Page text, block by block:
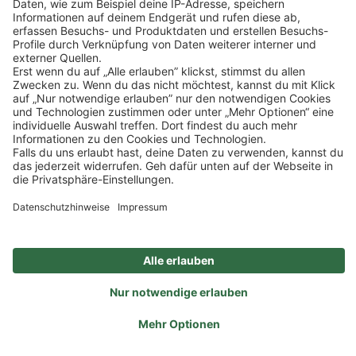
Akzeptieren
Powered by
Impressum Datenschutz
Privatsphäre-Einstellungen
Veranstaltungen
FAQ
Sitemap